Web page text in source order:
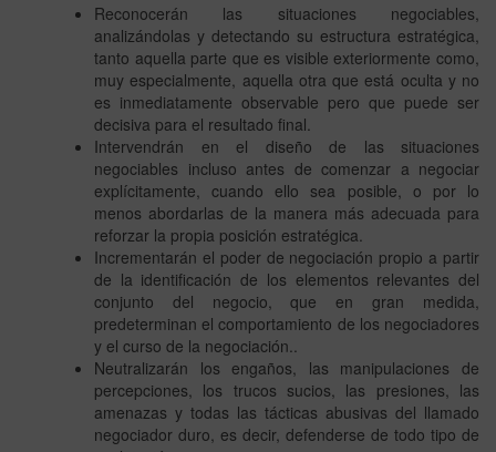
Reconocerán las situaciones negociables,
analizándolas y detectando su estructura estratégica,
tanto aquella parte que es visible exteriormente como,
muy especialmente, aquella otra que está oculta y no
es inmediatamente observable pero que puede ser
decisiva para el resultado final.
Intervendrán en el diseño de las situaciones
negociables incluso antes de comenzar a negociar
explícitamente, cuando ello sea posible, o por lo
menos abordarlas de la manera más adecuada para
reforzar la propia posición estratégica.
Incrementarán el poder de negociación propio a partir
de la identificación de los elementos relevantes del
conjunto del negocio, que en gran medida,
predeterminan el comportamiento de los negociadores
y el curso de la negociación..
Neutralizarán los engaños, las manipulaciones de
percepciones, los trucos sucios, las presiones, las
amenazas y todas las tácticas abusivas del llamado
negociador duro, es decir, defenderse de todo tipo de